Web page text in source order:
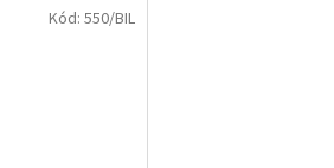
Kód: 550/BIL